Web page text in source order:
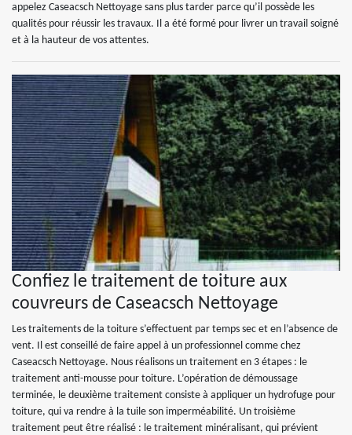
appelez Caseacsch Nettoyage sans plus tarder parce qu’il possède les
qualités pour réussir les travaux. Il a été formé pour livrer un travail soigné
et à la hauteur de vos attentes.
Confiez le traitement de toiture aux
couvreurs de Caseacsch Nettoyage
Les traitements de la toiture s’effectuent par temps sec et en l’absence de
vent. Il est conseillé de faire appel à un professionnel comme chez
Caseacsch Nettoyage. Nous réalisons un traitement en 3 étapes : le
traitement anti-mousse pour toiture. L’opération de démoussage
terminée, le deuxième traitement consiste à appliquer un hydrofuge pour
toiture, qui va rendre à la tuile son imperméabilité. Un troisième
traitement peut être réalisé : le traitement minéralisant, qui prévient